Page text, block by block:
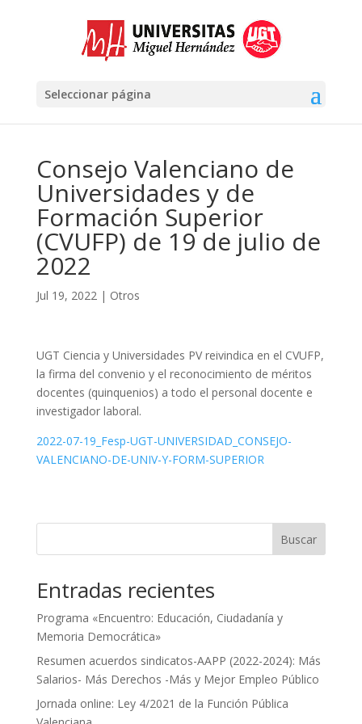
Seleccionar página
Consejo Valenciano de
Universidades y de
Formación Superior
(CVUFP) de 19 de julio de
2022
Jul 19, 2022| Otros
UGT Ciencia y Universidades PV reivindica en el CVUFP,
la firma del convenio y el reconocimiento de méritos
docentes (quinquenios) a todo el personal docente e
investigador laboral.
2022-07-19_Fesp-UGT-UNIVERSIDAD_CONSEJO-
VALENCIANO-DE-UNIV-Y-FORM-SUPERIOR
Buscar
Entradas recientes
Programa «Encuentro: Educación, Ciudadanía y
Memoria Democrática»
Resumen acuerdos sindicatos-AAPP (2022-2024): Más
Salarios- Más Derechos -Más y Mejor Empleo Público
Jornada online: Ley 4/2021 de la Función Pública